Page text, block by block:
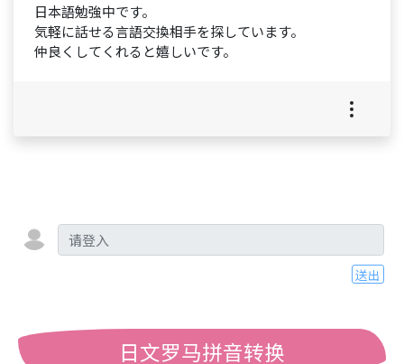
日本語勉強中です。
気軽に話せる言語交換相手を探しています。
仲良くしてくれると嬉しいです。
送出
日文罗马拼音转换